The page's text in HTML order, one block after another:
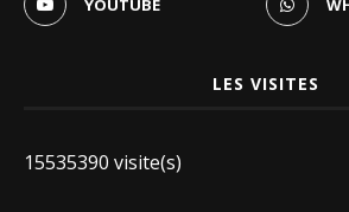
YOUTUBE
LES VISITES
15535390 visite(s)